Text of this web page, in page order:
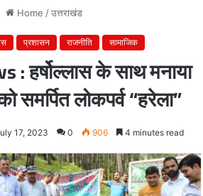
Home /उत्तराखंड
प्रशासन राजनीति सामाजिक
हर्षोल्लास के साथ मनाया
समर्पित लोकपर्व “हरेला”
17, 2023 0 906 4 minutes read